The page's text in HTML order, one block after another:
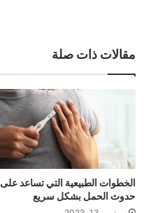
مقالات ذات صلة
الخطوات الطبيعية التي تساعد على
حدوث الحمل بشكل سريع